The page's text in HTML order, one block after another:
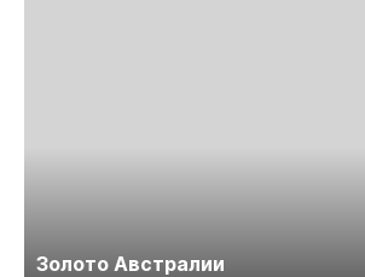
Золото Австралии